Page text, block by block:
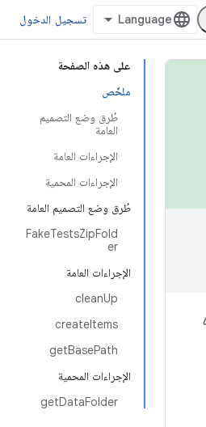
تسجيل الدخول
على هذه الصفحة
ملخّص
طُرق وضع التصميم
العامة
الإجراءات العامة
الإجراءات المحمية
طُرق وضع التصميم العامة
FakeTestsZipFold
er
الإجراءات العامة
cleanUp
createItems
getBasePath
الإجراءات المحمية
getDataFolder